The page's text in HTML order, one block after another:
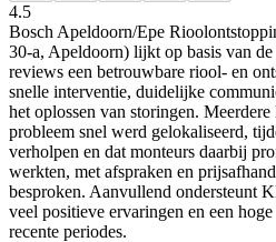
4.5
Bosch Apeldoorn/Epe
30-a, Apeldoorn) lijkt op basis van
reviews een betrouwbare riool- en
snelle interventie, duidelijke
het oplossen van storingen.
probleem snel werd gelokaliseerd,
verholpen en dat monteurs daarbij
werkten, met afspraken en
besproken. Aanvullend ondersteunt
veel positieve ervaringen en een
recente periodes.